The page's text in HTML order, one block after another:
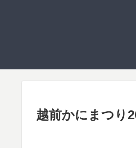
越前かにまつり